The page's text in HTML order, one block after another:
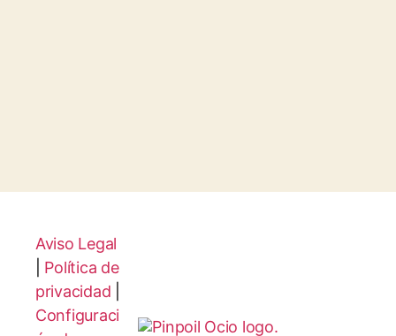
Aviso Legal
Política de
privacidad
Configuraci